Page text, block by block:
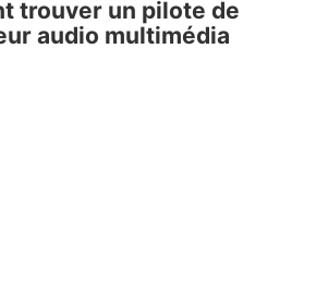
trouver un pilote de
audio multimédia